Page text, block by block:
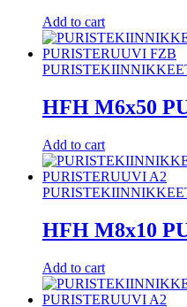
Add to cart
HFH M6x50
Add to cart
HFH M8x10
Add to cart